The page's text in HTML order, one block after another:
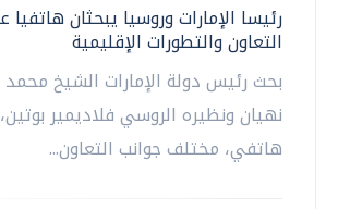
رئيسا الإمارات وروسيا يبحثان هاتفيا
التعاون والتطورات الإقليمية
بحث رئيس دولة الإمارات الشيخ محمد
نهيان ونظيره الروسي فلاديمير
هاتفي، مختلف جوانب التعاون...